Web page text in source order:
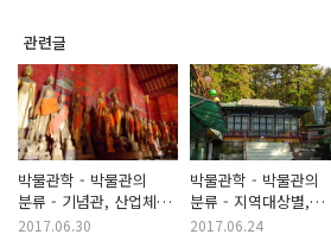
관련글
박물관학 - 박물관의
분류 - 기념관, 산업체
박물관, 복합기능 박물관
2017.06.30
박물관학 - 박물관의
분류 - 지역대상별,
기능별, 장소별 분류
2017.06.24